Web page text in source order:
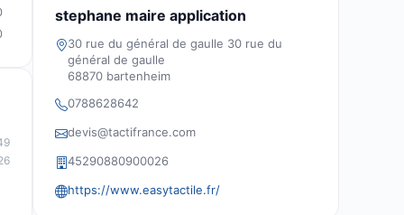
stephane maire application
30 rue du général de gaulle 30 rue du
général de gaulle
68870 bartenheim
0788628642
devis@tactifrance.com
45290880900026
https://www.easytactile.fr/